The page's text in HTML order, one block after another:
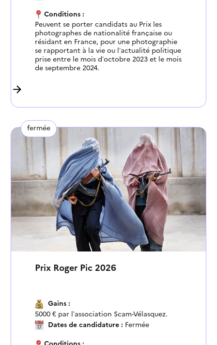
Conditions :
Peuvent se porter candidats au Prix les
photographes de nationalité française ou
résidant en France, pour une photographie
se rapportant à la vie ou l’actualité politique
prise entre le mois d’octobre 2023 et le mois
de septembre 2024.
fermée
Prix Roger Pic 2026
Gains :
5000 € par l’association Scam-Vélasquez.
Dates de candidature : Fermée